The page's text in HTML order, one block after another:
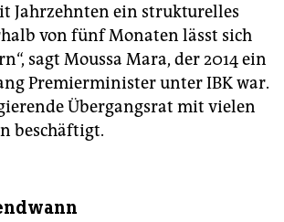
Jahrzehnten ein strukturelles
von fünf Monaten lässt sich
sagt Moussa Mara, der 2014 ein
Premierminister unter IBK war.
Übergangsrat mit vielen
beschäftigt.